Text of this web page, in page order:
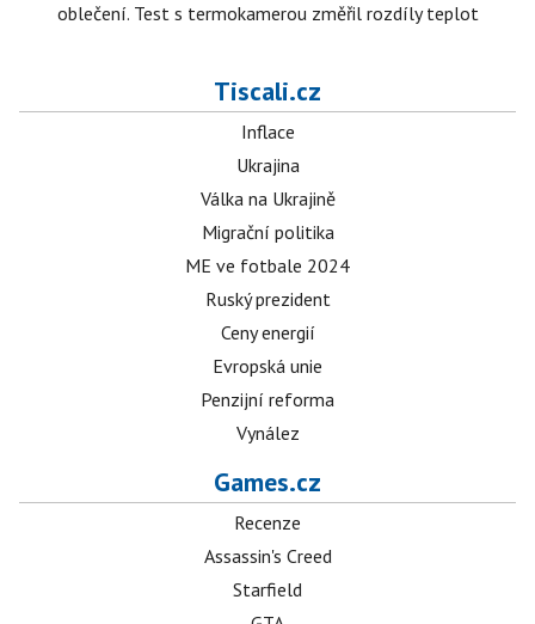
oblečení. Test s termokamerou změřil rozdíly teplot
Tiscali.cz
Inflace
Ukrajina
Válka na Ukrajině
Migrační politika
ME ve fotbale 2024
Ruský prezident
Ceny energií
Evropská unie
Penzijní reforma
Vynález
Games.cz
Recenze
Assassin's Creed
Starfield